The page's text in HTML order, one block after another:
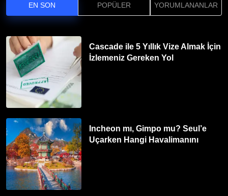
EN SON POPÜLER YORUMLANANLAR
Cascade ile 5 Yıllık Vize Almak İçin
İzlemeniz Gereken Yol
Incheon mı, Gimpo mu? Seul’e
Uçarken Hangi Havalimanını